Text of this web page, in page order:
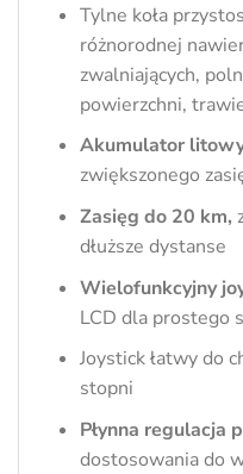
Tylne koła
różnorodnej
zwalniających,
powierzchni,
Akumulator
zwiększonego
Zasięg do 20 km,
dłuższe dystanse
Wielofunkcyjny
LCD dla prostego
Joystick łatwy do
stopni
Płynna regulacja
dostosowania do